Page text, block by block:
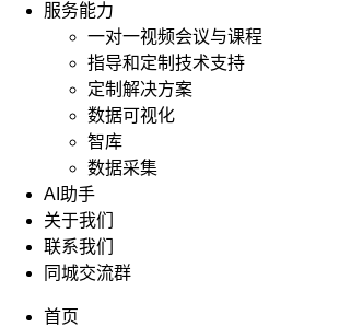
服务能力
一对一视频会议与课程
指导和定制技术支持
定制解决方案
数据可视化
智库
数据采集
AI助手
关于我们
联系我们
同城交流群
首页